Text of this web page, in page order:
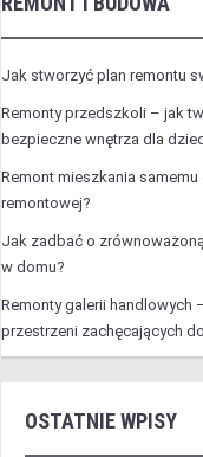
Jak stworzyć plan remontu
Remonty przedszkoli – jak
bezpieczne wnętrza dla
Remont mieszkania
remontowej?
Jak zadbać o
w domu?
Remonty galerii handlowych
przestrzeni zachęcających
OSTATNIE WPISY